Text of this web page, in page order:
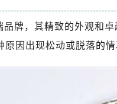
品牌，其精致的外观和
原因出现松动或脱落的